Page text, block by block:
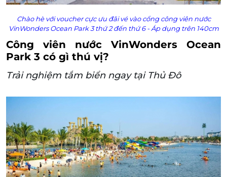
Chào hè với voucher cực ưu đãi vé vào cổng công viên nước
VinWonders Ocean Park 3 thứ 2 đến thứ 6 - Áp dụng trên 140cm
Công viên nước VinWonders Ocean
Park 3 có gì thú vị?
Trải nghiệm tắm biển ngay tại Thủ Đô